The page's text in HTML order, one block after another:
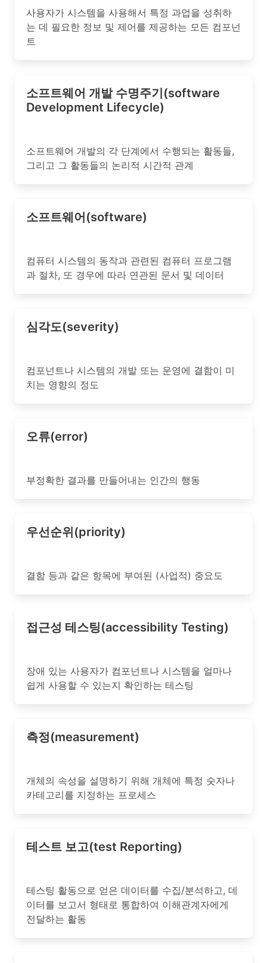
사용자가 시스템을 사용해서 특정 과업을 성취하
는 데 필요한 정보 및 제어를 제공하는 모든 컴포넌
트
소프트웨어 개발 수명주기(software
Development Lifecycle)
소프트웨어 개발의 각 단계에서 수행되는 활동들,
그리고 그 활동들의 논리적 시간적 관계
소프트웨어(software)
컴퓨터 시스템의 동작과 관련된 컴퓨터 프로그램
과 절차, 또 경우에 따라 연관된 문서 및 데이터
심각도(severity)
컴포넌트나 시스템의 개발 또는 운영에 결함이 미
치는 영향의 정도
오류(error)
부정확한 결과를 만들어내는 인간의 행동
우선순위(priority)
결함 등과 같은 항목에 부여된 (사업적) 중요도
접근성 테스팅(accessibility Testing)
장애 있는 사용자가 컴포넌트나 시스템을 얼마나
쉽게 사용할 수 있는지 확인하는 테스팅
측정(measurement)
개체의 속성을 설명하기 위해 개체에 특정 숫자나
카테고리를 지정하는 프로세스
테스트 보고(test Reporting)
테스팅 활동으로 얻은 데이터를 수집/분석하고, 데
이터를 보고서 형태로 통합하여 이해관계자에게
전달하는 활동